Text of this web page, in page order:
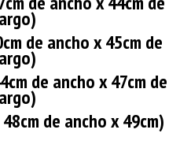
de ancho x 45cm de
de ancho x 47cm de
de ancho x 49cm)